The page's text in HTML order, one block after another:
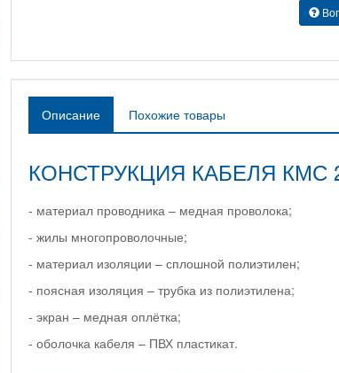
Описание Похожие товары
КОНСТРУКЦИЯ КАБЕЛЯ КМС
- материал проводника – медная проволока;
- жилы многопроволочные;
- материал изоляции – сплошной полиэтилен;
- поясная изоляция – трубка из полиэтилена;
- экран – медная оплётка;
- оболочка кабеля – ПВХ пластикат.